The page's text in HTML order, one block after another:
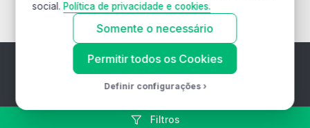
Leo Pedalando pelo Mundo - CNPJ: 37.489.405/0001-45
Filtros
social. Política de privacidade e cookies.
Somente o necessário
Permitir todos os Cookies
Definir configurações